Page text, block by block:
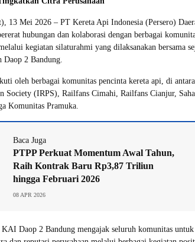
13 Mei 2026 – PT Kereta Api Indonesia (Persero)
hubungan dan kolaborasi dengan berbagai
kegiatan silaturahmi yang dilaksanakan bersama
2 Bandung.
oleh berbagai komunitas pencinta kereta api, di
Society (IRPS), Railfans Cimahi, Railfans Cianjur,
Komunitas Pramuka.
Baca Juga
PTPP Perkuat Momentum Awal Tahun,
Raih Kontrak Baru Rp3,87 Triliun
hingga Februari 2026
08 APR 2026
Daop 2 Bandung mengajak seluruh komunitas untuk